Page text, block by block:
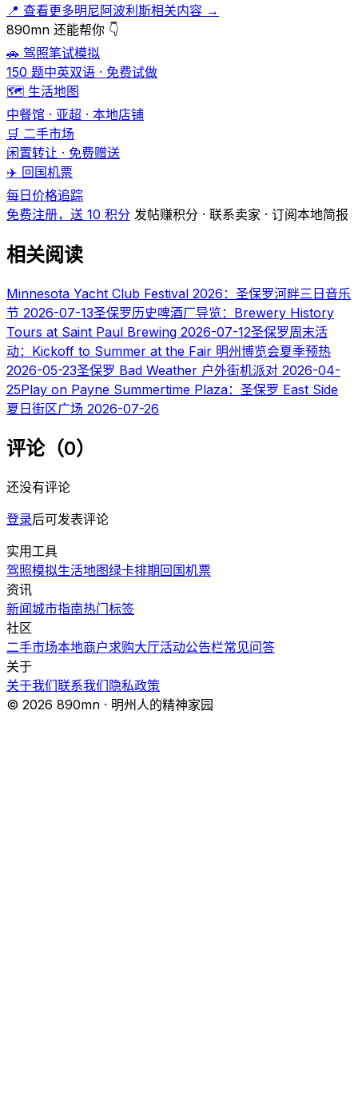
📍 查看更多明尼阿波利斯相关内容 →
890mn 还能帮你 👇
🚗 驾照笔试模拟
150 题中英双语 · 免费试做
🗺️ 生活地图
中餐馆 · 亚超 · 本地店铺
🛒 二手市场
闲置转让 · 免费赠送
✈️ 回国机票
每日价格追踪
免费注册，送 10 积分 发帖赚积分 · 联系卖家 · 订阅本地简报
相关阅读
Minnesota Yacht Club Festival 2026：圣保罗河畔三日音乐
节 2026-07-13圣保罗历史啤酒厂导览：Brewery History
Tours at Saint Paul Brewing 2026-07-12圣保罗周末活
动：Kickoff to Summer at the Fair 明州博览会夏季预热
2026-05-23圣保罗 Bad Weather 户外街机派对 2026-04-
25Play on Payne Summertime Plaza：圣保罗 East Side
夏日街区广场 2026-07-26
评论（0）
还没有评论
登录后可发表评论
实用工具
驾照模拟生活地图绿卡排期 回国机票
资讯
新闻城市指南热门标签
社区
二手市场本地商户求购大厅活动公告栏常见问答
关于
关于我们联系我们 隐私政策
© 2026 890mn · 明州人的精神家园